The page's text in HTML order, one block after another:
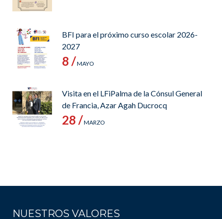
BFI para el próximo curso escolar 2026-
2027
8 /MAYO
Visita en el LFiPalma de la Cónsul General
de Francia, Azar Agah Ducrocq
28 /MARZO
NUESTROS VALORES